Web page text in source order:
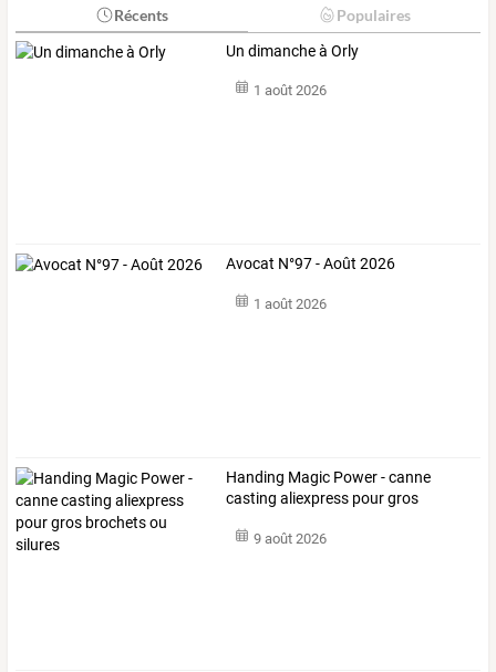
Récents Populaires
Un dimanche à Orly
1 août 2026
Avocat N°97 - Août 2026
1 août 2026
Handing Magic Power-canne
casting aliexpress pourgros
9 août 2026